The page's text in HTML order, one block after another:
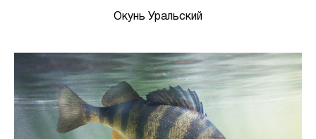
Окунь Уральский